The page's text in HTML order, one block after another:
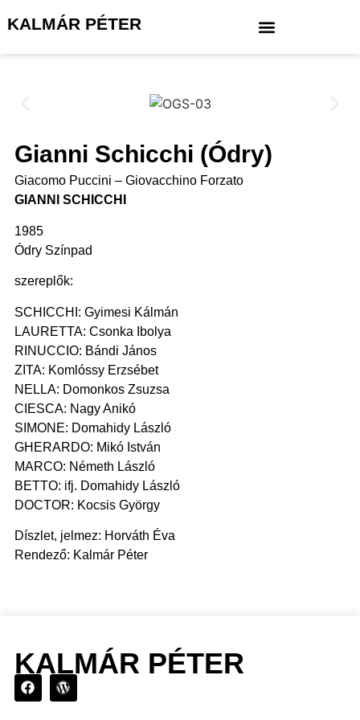
KALMÁR PÉTER
Gianni Schicchi (Ódry)
Giacomo Puccini – Giovacchino Forzato
GIANNI SCHICCHI
1985
Ódry Színpad
szereplők:
SCHICCHI: Gyimesi Kálmán
LAURETTA: Csonka Ibolya
RINUCCIO: Bándi János
ZITA: Komlóssy Erzsébet
NELLA: Domonkos Zsuzsa
CIESCA: Nagy Anikó
SIMONE: Domahidy László
GHERARDO: Mikó István
MARCO: Németh László
BETTO: ifj. Domahidy László
DOCTOR: Kocsis György
Díszlet, jelmez: Horváth Éva
Rendező: Kalmár Péter
KALMÁR PÉTER